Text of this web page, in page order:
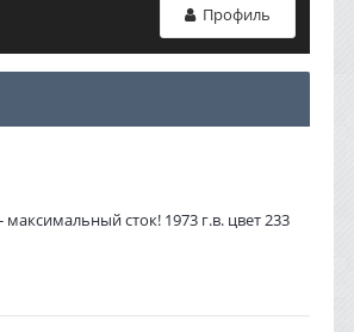
Профиль
сток! 1973 г.в. цвет 233